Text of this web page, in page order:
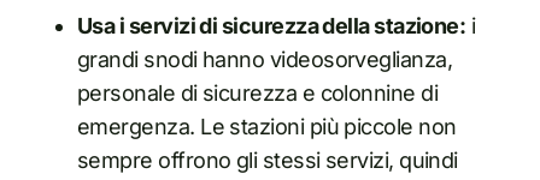
Usa i servizi di sicurezza della stazione: i
grandi snodi hanno videosorveglianza,
personale di sicurezza e colonnine di
emergenza. Le stazioni più piccole non
sempre offrono gli stessi servizi, quindi